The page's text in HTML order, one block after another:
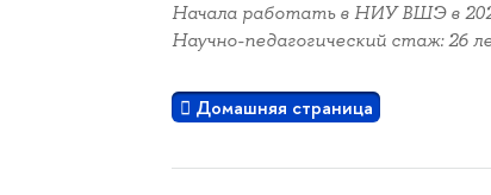
Начала работать в НИУ ВШЭ в
Научно-педагогический стаж: 26
Домашняя страница